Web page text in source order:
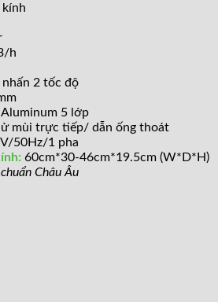
kính
h
nhấn 2 tốc độ
Aluminum 5 lớp
mùi trực tiếp/ dẫn ống thoát
50Hz/1 pha
60cm*30-46cm*19.5cm (W*D*H)
Châu Âu